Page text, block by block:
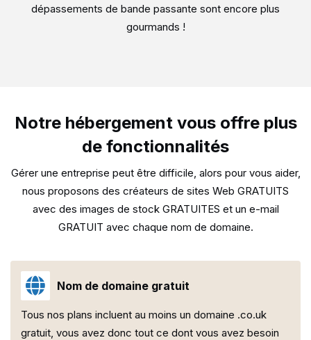
dépassements de bande passante sont encore plus
gourmands !
Notre hébergement vous offre plus
de fonctionnalités
Gérer une entreprise peut être difficile, alors pour vous aider,
nous proposons des créateurs de sites Web GRATUITS
avec des images de stock GRATUITES et un e-mail
GRATUIT avec chaque nom de domaine.
Nom de domaine gratuit
Tous nos plans incluent au moins un domaine .co.uk
gratuit, vous avez donc tout ce dont vous avez besoin